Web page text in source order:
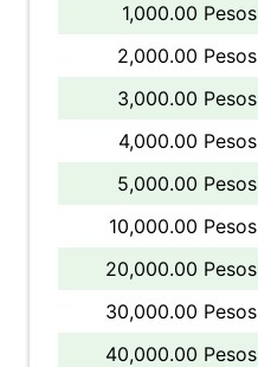
1,000.00 Pesos
2,000.00 Pesos
3,000.00 Pesos
4,000.00 Pesos
5,000.00 Pesos
10,000.00 Pesos
20,000.00 Pesos
30,000.00 Pesos
40,000.00 Pesos